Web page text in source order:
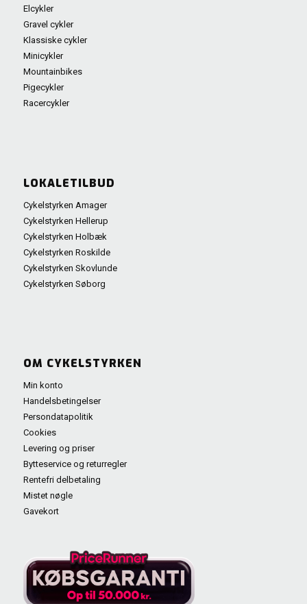
Elcykler
Gravel cykler
Klassiske cykler
Minicykler
Mountainbikes
Pigecykler
Racercykler
LOKALETILBUD
Cykelstyrken Amager
Cykelstyrken Hellerup
Cykelstyrken Holbæk
Cykelstyrken Roskilde
Cykelstyrken Skovlunde
Cykelstyrken Søborg
OM CYKELSTYRKEN
Min konto
Handelsbetingelser
Persondatapolitik
Cookies
Levering og priser
Bytteservice og returregler
Rentefri delbetaling
Mistet nøgle
Gavekort